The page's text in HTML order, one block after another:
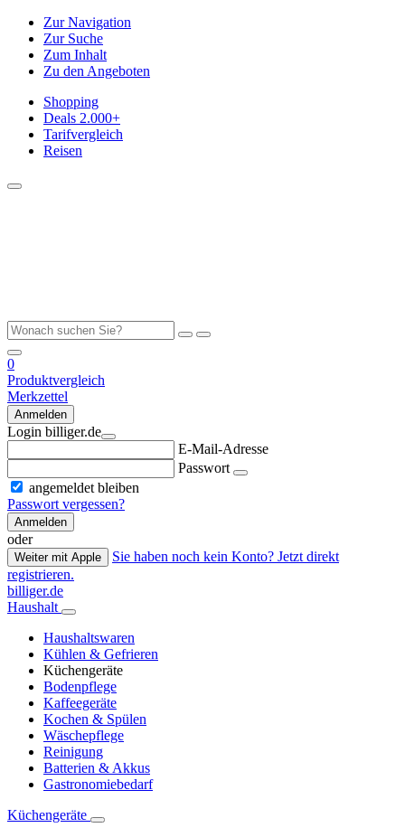
Zur Navigation
Zur Suche
Zum Inhalt
Zu den Angeboten
Shopping
Deals 2.000+
Tarifvergleich
Reisen
0
Produktvergleich
Merkzettel
Anmelden
Login billiger.de
E-Mail-Adresse
Passwort
angemeldet bleiben
Passwort vergessen?
Anmelden
oder
Weiter mit Apple
Sie haben noch kein Konto? Jetzt direkt
registrieren.
billiger.de
Haushalt
Haushaltswaren
Kühlen & Gefrieren
Küchengeräte
Bodenpflege
Kaffeegeräte
Kochen & Spülen
Wäschepflege
Reinigung
Batterien & Akkus
Gastronomiebedarf
Küchengeräte